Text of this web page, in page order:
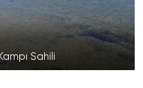
Sahili